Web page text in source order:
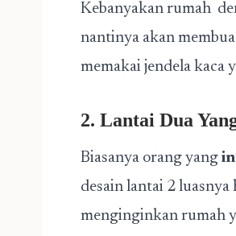
Kebanyakan rumah
nantinya akan
memakai jendela kaca
2. Lantai Dua
Biasanya orang yang
desain lantai 2 luasnya
menginginkan rumah